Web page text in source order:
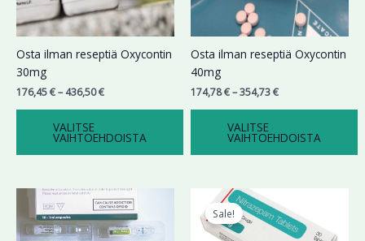
Osta ilman reseptiä Oxycontin
30mg
176,45€– 436,50€
VALITSE
VAIHTOEHDOISTA
valinnat
tuotteen
sivulla.
Osta ilman reseptiä Oxycontin
40mg
174,78€–354,73€
VALITSE
VAIHTOEHDOISTA
valinnat
sivulla.
Hintaluokka:
199,99 €
-
459,99 €
tuotteella
on
Sale!
Alkuperäinen
hinta
oli:
289,66 €.
hinta
on:
179,99 €.